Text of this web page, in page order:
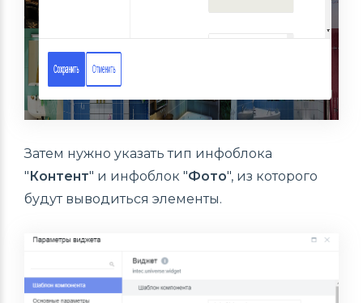
Затем нужно указать тип инфоблока
"Контент" и инфоблок "Фото", из которого
будут выводиться элементы.